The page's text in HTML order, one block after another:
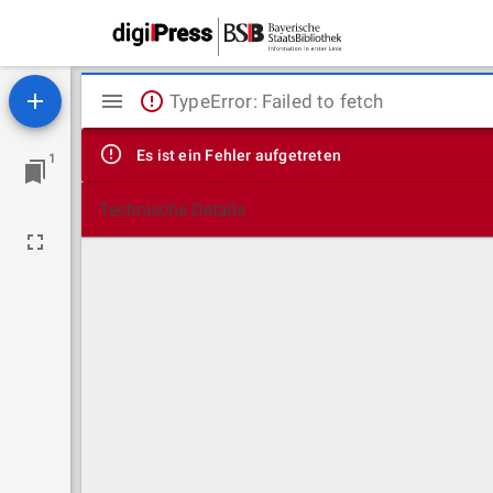
1
Mirador
Viewer
TypeError: Failed to fetch
Es ist ein Fehler aufgetreten
Technische Details